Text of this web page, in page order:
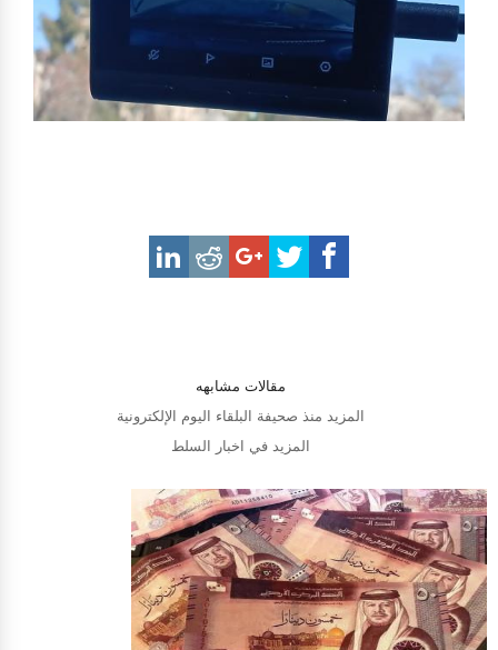
مقالات مشابهه
المزيد منذ صحيفة البلقاء اليوم الإلكترونية
المزيد في اخبار السلط